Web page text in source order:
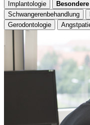
Implantologie
Schwangerenbehandlung
Gerodontologie